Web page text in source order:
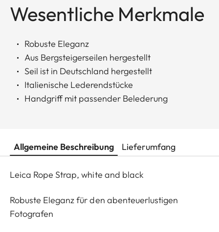
Wesentliche Merkmale
Robuste Eleganz
Aus Bergsteigerseilen hergestellt
Seil ist in Deutschland hergestellt
Italienische Lederendstücke
Handgriff mit passender Belederung
Allgemeine Beschreibung Lieferumfang
Leica Rope Strap, white and black
Robuste Eleganz für den abenteuerlustigen
Fotografen